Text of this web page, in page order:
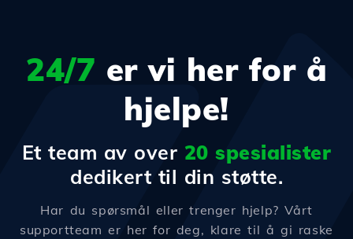
24/7 er vi her for å
hjelpe!
Et team av over 20 spesialister
dedikert til din støtte.
Har du spørsmål eller trenger hjelp? Vårt
supportteam er her for deg, klare til å gi raske